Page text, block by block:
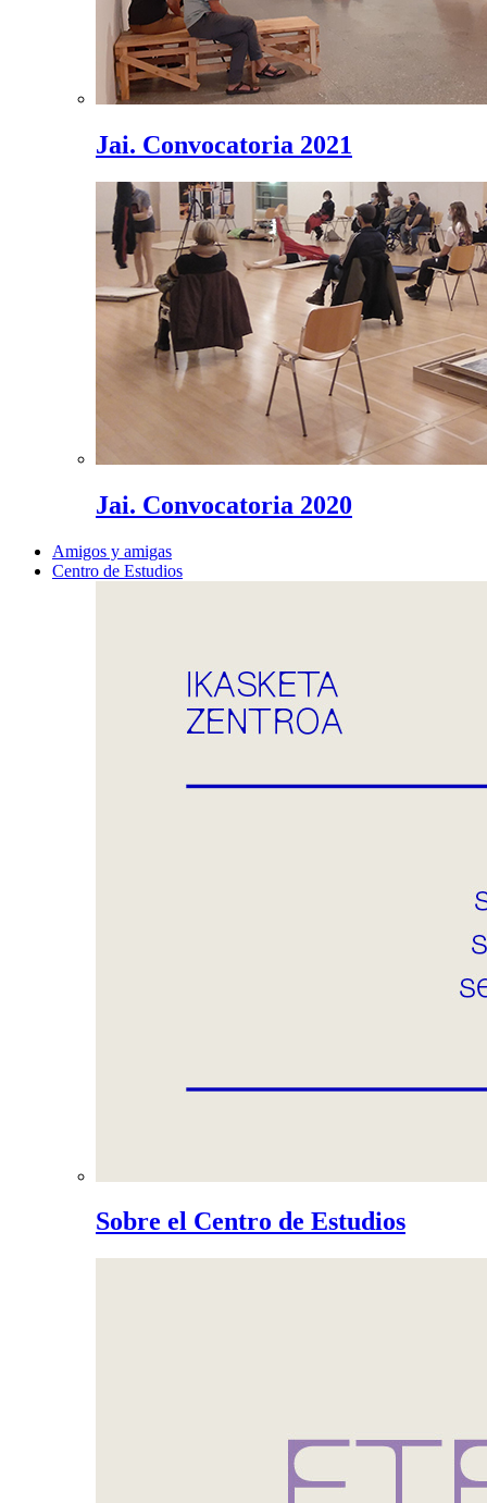
Jai. Convocatoria 2021
Jai. Convocatoria 2020
Amigos y amigas
Centro de Estudios
Sobre el Centro de Estudios